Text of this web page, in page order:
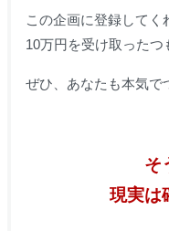
この企画に登録してく
10万円を受け取った
ぜひ、あなたも本気で
そ
現実は